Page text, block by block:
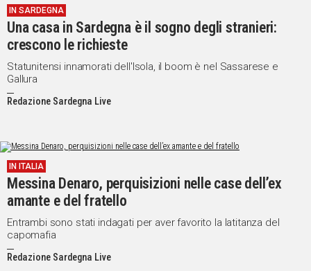
IN SARDEGNA
Una casa in Sardegna è il sogno degli stranieri:
crescono le richieste
Statunitensi innamorati dell'Isola, il boom è nel Sassarese e
Gallura
Redazione Sardegna Live
IN ITALIA
Messina Denaro, perquisizioni nelle case dell’ex
amante e del fratello
Entrambi sono stati indagati per aver favorito la latitanza del
capomafia
Redazione Sardegna Live